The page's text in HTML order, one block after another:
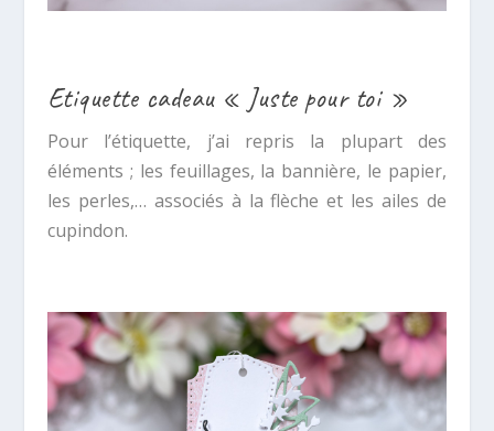
Etiquette cadeau « Juste pour toi »
Pour l’étiquette, j’ai repris la plupart des
éléments ; les feuillages, la bannière, le papier,
les perles,… associés à la flèche et les ailes de
cupindon.